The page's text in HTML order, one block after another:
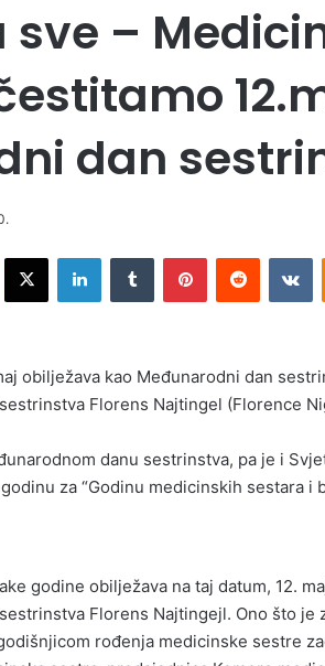
sve –
dan
X LinkedInTumblr PinterestReddit
obilježava kao Međunarodni dan
Florens Najtingel (Florence
danu sestrinstva, pa je i
za “Godinu medicinskih sestara i
godine obilježava na taj datum, 12.
Florens Najtingejl. Ono što je
rođenja medicinske sestre